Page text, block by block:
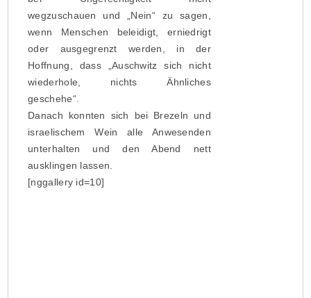
wegzuschauen und „Nein“ zu sagen,
wenn Menschen beleidigt, erniedrigt
oder ausgegrenzt werden, in der
Hoffnung, dass „Auschwitz sich nicht
wiederhole, nichts Ähnliches
geschehe“.
Danach konnten sich bei Brezeln und
israelischem Wein alle Anwesenden
unterhalten und den Abend nett
ausklingen lassen.
[nggallery id=10]